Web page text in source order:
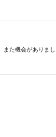
た機会がありま